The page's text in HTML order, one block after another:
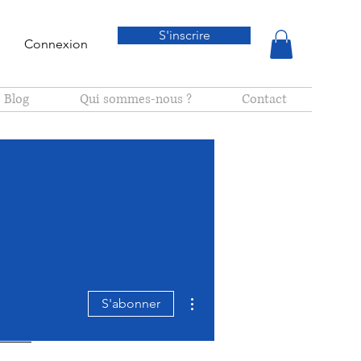
Connexion
S'inscrire
Blog Qui sommes-nous ? Contact
S'abonner